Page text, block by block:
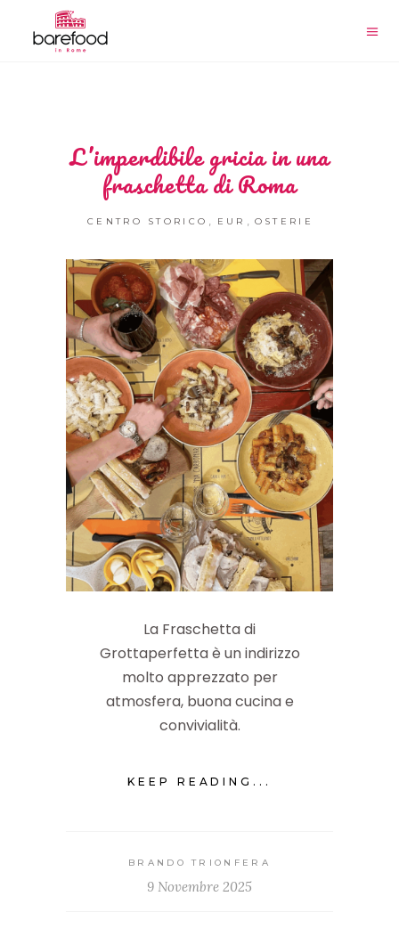
L’imperdibile gricia in una
fraschetta di Roma
CENTRO STORICO EUR OSTERIE
La Fraschetta di
Grottaperfetta è un indirizzo
molto apprezzato per
atmosfera, buona cucina e
convivialità.
KEEP READING...
BRANDO TRIONFERA
9 Novembre 2025